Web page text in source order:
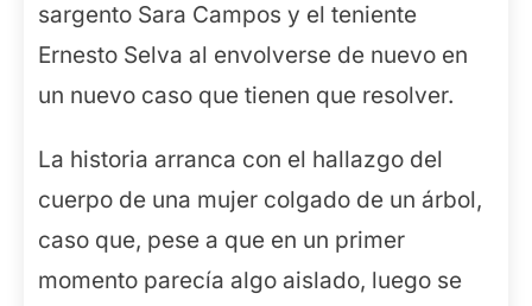
sargento Sara Campos y el teniente
Ernesto Selva al envolverse de nuevo en
un nuevo caso que tienen que resolver.
La historia arranca con el hallazgo del
cuerpo de una mujer colgado de un árbol,
caso que, pese a que en un primer
momento parecía algo aislado, luego se